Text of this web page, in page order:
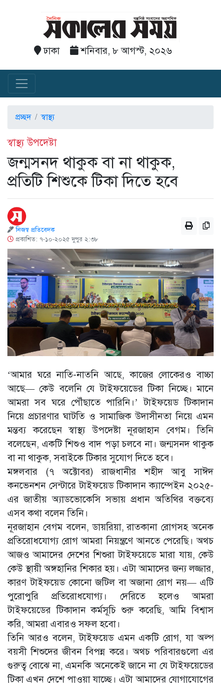
ঢাকা শনিবার, ৮ আগস্ট, ২০২৬
প্রচ্ছদ স্বাস্থ্য
স্বাস্থ্য উপদেষ্টা
জন্মসনদ থাকুক বা না থাকুক,
প্রতিটি শিশুকে টিকা দিতে হবে
নিজস্ব প্রতিবেদক
প্রকাশিত: ৭-১০-২০২৫ দুপুর ২:৩৮
‘আমার ঘরে নাতি-নাতনি আছে, কাজের লোকেরও বাচ্চা
আছে— কেউ বলেনি যে টাইফয়েডের টিকা নিচ্ছে। মানে
আমরা সব ঘরে পৌঁছাতে পারিনি।’ টাইফয়েড টিকাদান
নিয়ে প্রচারণার ঘাটতি ও সামাজিক উদাসীনতা নিয়ে এমন
মন্তব্য করেছেন স্বাস্থ্য উপদেষ্টা নূরজাহান বেগম। তিনি
বলেছেন, একটি শিশুও বাদ পড়া চলবে না। জন্মসনদ থাকুক
বা না থাকুক, সবাইকে টিকার সুযোগ দিতে হবে।
মঙ্গলবার (৭ অক্টোবর) রাজধানীর শহীদ আবু সাঈদ
কনভেনশন সেন্টারে টাইফয়েড টিকাদান ক্যাম্পেইন ২০২৫-
এর জাতীয় অ্যাডভোকেসি সভায় প্রধান অতিথির বক্তব্যে
এসব কথা বলেন তিনি।
নূরজাহান বেগম বলেন, ডায়রিয়া, রাতকানা রোগসহ অনেক
প্রতিরোধযোগ্য রোগ আমরা নিয়ন্ত্রণে আনতে পেরেছি। অথচ
আজও আমাদের দেশের শিশুরা টাইফয়েডে মারা যায়, কেউ
কেউ স্থায়ী অঙ্গহানির শিকার হয়। এটা আমাদের জন্য লজ্জার,
কারণ টাইফয়েড কোনো জটিল বা অজানা রোগ নয়— এটি
পুরোপুরি প্রতিরোধযোগ্য। দেরিতে হলেও আমরা
টাইফয়েডের টিকাদান কর্মসূচি শুরু করেছি, আমি বিশ্বাস
করি, আমরা এবারও সফল হবো।
তিনি আরও বলেন, টাইফয়েড এমন একটি রোগ, যা অল্প
বয়সী শিশুদের জীবন বিপন্ন করে। অথচ পরিবারগুলো এর
গুরুত্ব বোঝে না, এমনকি অনেকেই জানে না যে টাইফয়েডের
টিকা এখন দেশে পাওয়া যাচ্ছে। এটা আমাদের যোগাযোগের